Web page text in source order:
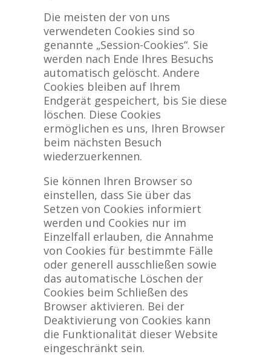
Die meisten der von uns
verwendeten Cookies sind so
genannte „Session-Cookies“. Sie
werden nach Ende Ihres Besuchs
automatisch gelöscht. Andere
Cookies bleiben auf Ihrem
Endgerät gespeichert, bis Sie diese
löschen. Diese Cookies
ermöglichen es uns, Ihren Browser
beim nächsten Besuch
wiederzuerkennen.
Sie können Ihren Browser so
einstellen, dass Sie über das
Setzen von Cookies informiert
werden und Cookies nur im
Einzelfall erlauben, die Annahme
von Cookies für bestimmte Fälle
oder generell ausschließen sowie
das automatische Löschen der
Cookies beim Schließen des
Browser aktivieren. Bei der
Deaktivierung von Cookies kann
die Funktionalität dieser Website
eingeschränkt sein.